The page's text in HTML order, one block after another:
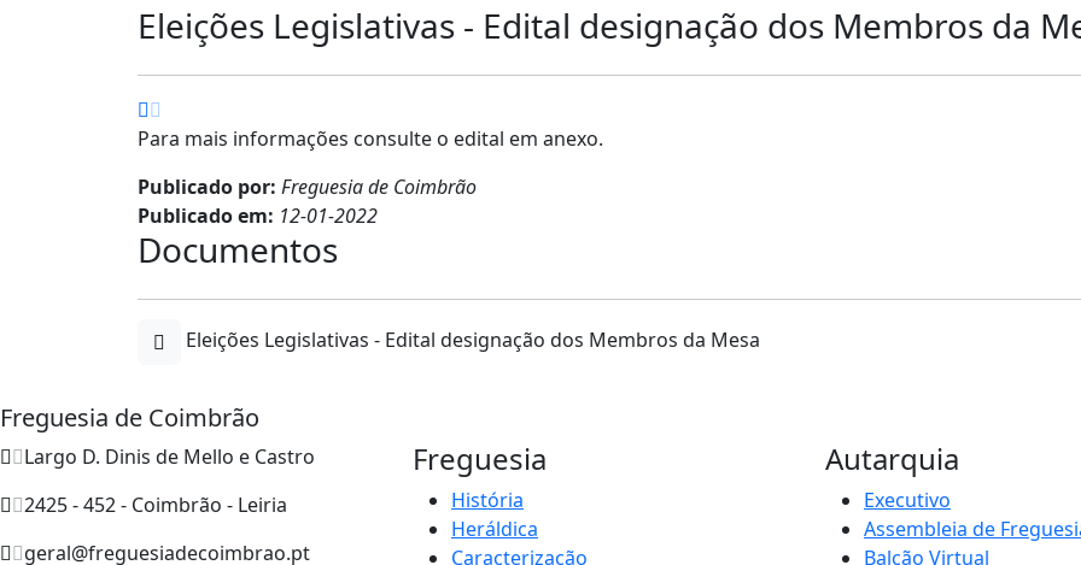
Eleições Legislativas - Edital designação dos Membros da
Para mais informações consulte o edital em anexo.
Publicado por: Freguesia de Coimbrão
Publicado em: 12-01-2022
Documentos
Eleições Legislativas - Edital designação dos Membros da Mesa
Freguesia de Coimbrão
Largo D. Dinis de Mello e Castro
2425 - 452 - Coimbrão - Leiria
geral@freguesiadecoimbrao.pt
Freguesia
História
Heráldica
Caracterização
Autarquia
Executivo
Assembleia de
Balcão Virtual